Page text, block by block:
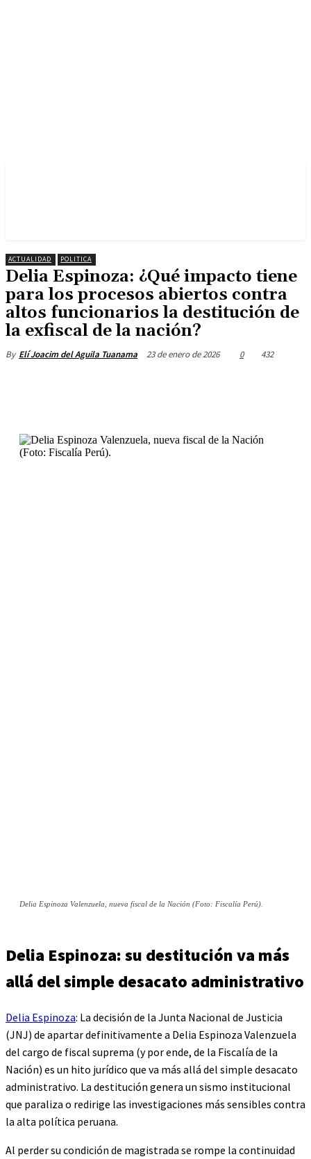
ACTUALIDAD POLITICA
Delia Espinoza: ¿Qué impacto tiene
para los procesos abiertos contra
altos funcionarios la destitución de
la exfiscal de la nación?
By Elí Joacim del Aguila Tuanama 23 de enero de 2026 0 432
Delia Espinoza Valenzuela, nueva fiscal de la Nación (Foto: Fiscalía Perú).
Delia Espinoza: su destitución va más
allá del simple desacato administrativo
Delia Espinoza: La decisión de la Junta Nacional de Justicia
(JNJ) de apartar definitivamente a Delia Espinoza Valenzuela
del cargo de fiscal suprema (y por ende, de la Fiscalía de la
Nación) es un hito jurídico que va más allá del simple desacato
administrativo. La destitución genera un sismo institucional
que paraliza o redirige las investigaciones más sensibles contra
la alta política peruana.
Al perder su condición de magistrada se rompe la continuidad